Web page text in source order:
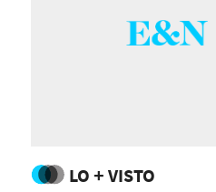
LO + VISTO